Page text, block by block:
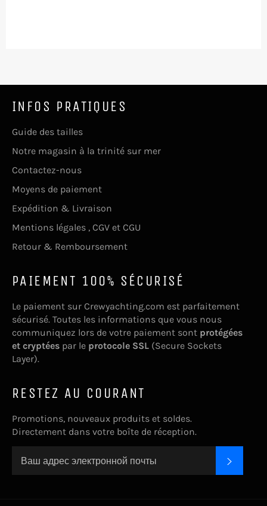
INFOS PRATIQUES
Guide des tailles
Notre magasin à la trinité sur mer
Contactez-nous
Moyens de paiement
Expédition & Livraison
Mentions légales , CGV et CGU
Retour & Remboursement
PAIEMENT 100% SÉCURISÉ
Le paiement sur Crewyachting.com est parfaitement
sécurisé. Toutes les informations que vous nous
communiquez lors de votre paiement sont protégées
et cryptées par le protocole SSL (Secure Sockets
Layer).
RESTEZ AU COURANT
Promotions, nouveaux produits et soldes.
Directement dans votre boîte de réception.